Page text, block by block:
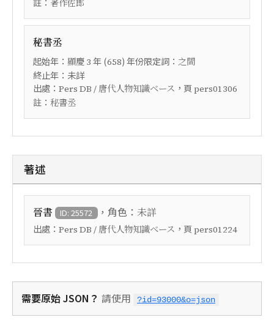
著作佐郎
秘書丞
起始年： 顯慶 3 年 (658) 年份限定詞： 之間
終止年：未詳
出處： Pers DB / 唐代人物知識ベース ，頁 pers01306
註： 秘書丞
著述
晉書 ID: 25572 ，角色： 未詳
出處： Pers DB / 唐代人物知識ベース ，頁 pers01224
需要原始 JSON？ 請使用 ?id=93000&o=json